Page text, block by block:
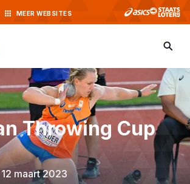
MEER WEBSITES
Throwing Cup
maart 2023